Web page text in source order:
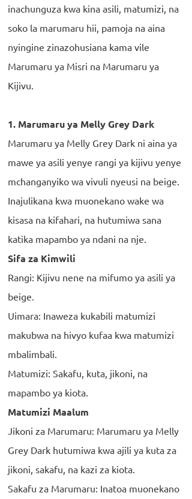
inachunguza kwa kina asili, matumizi, na
soko la marumaru hii, pamoja na aina
nyingine zinazohusiana kama vile
Marumaru ya Misri na Marumaru ya
Kijivu.
1. Marumaru ya Melly Grey Dark
Marumaru ya Melly Grey Dark ni aina ya
mawe ya asili yenye rangi ya kijivu yenye
mchanganyiko wa vivuli nyeusi na beige.
Inajulikana kwa muonekano wake wa
kisasa na kifahari, na hutumiwa sana
katika mapambo ya ndani na nje.
Sifa za Kimwili
Rangi: Kijivu nene na mifumo ya asili ya
beige.
Uimara: Inaweza kukabili matumizi
makubwa na hivyo kufaa kwa matumizi
mbalimbali.
Matumizi: Sakafu, kuta, jikoni, na
mapambo ya kiota.
Matumizi Maalum
Jikoni za Marumaru: Marumaru ya Melly
Grey Dark hutumiwa kwa ajili ya kuta za
jikoni, sakafu, na kazi za kiota.
Sakafu za Marumaru: Inatoa muonekano